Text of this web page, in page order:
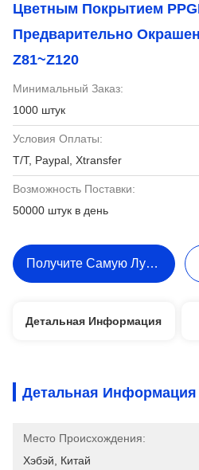
Цветным Покрытием
Предварительно
Z81~Z120
Минимальный Заказ:
1000 штук
Условия Оплаты:
T/T, Paypal, Xtransfer
Возможность Поставки:
50000 штук в день
Получите Самую Лучшую Цену
Детальная Информация
Детальная Информация
Место Происхождения:
Хэбэй, Китай